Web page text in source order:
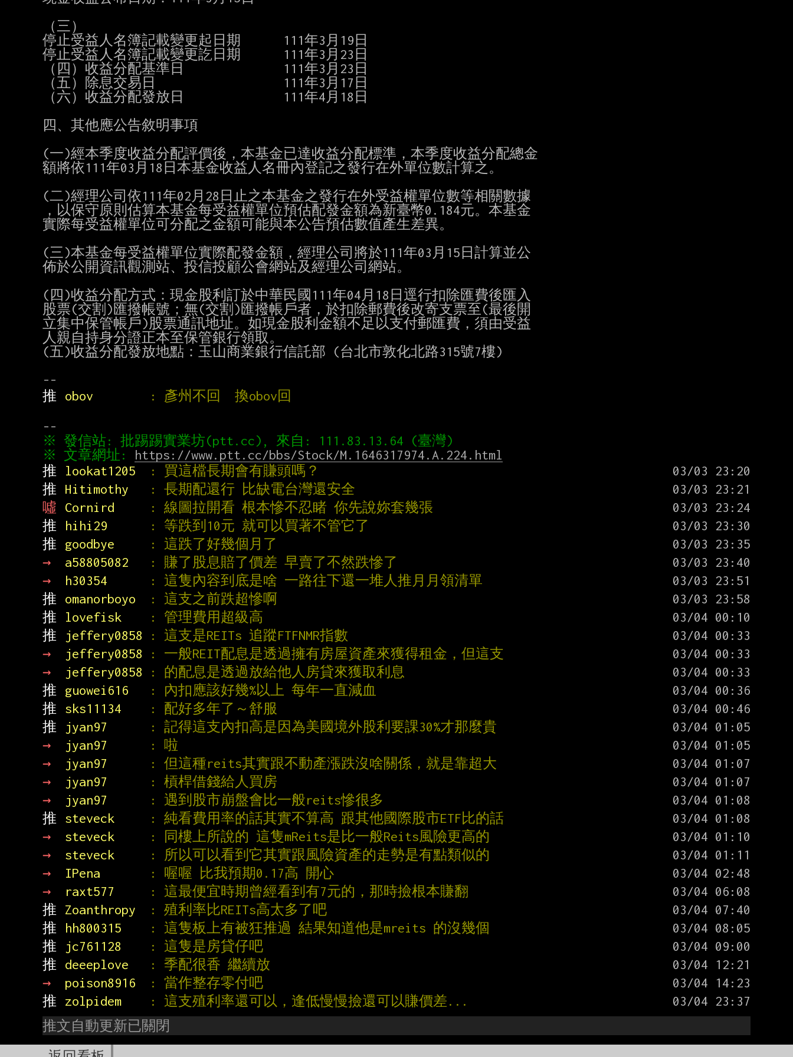
（三）
停止受益人名簿記載變更起日期      111年3月19日
停止受益人名簿記載變更訖日期      111年3月23日
（四）收益分配基準日              111年3月23日
（五）除息交易日                  111年3月17日
（六）收益分配發放日              111年4月18日
四、其他應公告敘明事項
(一)經本季度收益分配評價後，本基金已達收益分配標準，本季度收益分配總金
額將依111年03月18日本基金收益人名冊內登記之發行在外單位數計算之。
(二)經理公司依111年02月28日止之本基金之發行在外受益權單位數等相關數據
，以保守原則估算本基金每受益權單位預估配發金額為新臺幣0.184元。本基金
實際每受益權單位可分配之金額可能與本公告預估數值產生差異。
(三)本基金每受益權單位實際配發金額，經理公司將於111年03月15日計算並公
佈於公開資訊觀測站、投信投顧公會網站及經理公司網站。
(四)收益分配方式：現金股利訂於中華民國111年04月18日逕行扣除匯費後匯入
股票(交割)匯撥帳號；無(交割)匯撥帳戶者，於扣除郵費後改寄支票至(最後開
立集中保管帳戶)股票通訊地址。如現金股利金額不足以支付郵匯費，須由受益
人親自持身分證正本至保管銀行領取。
(五)收益分配發放地點：玉山商業銀行信託部 (台北市敦化北路315號7樓)
推
obov
: 彥州不回  換obov回
※ 文章網址: https://www.ptt.cc/bbs/Stock/M.1646317974.A.224.html
推
lookat1205 : 買這檔長期會有賺頭嗎？
推
Hitimothy : 長期配還行 比缺電台灣還安全
噓
Cornird : 線圖拉開看 根本慘不忍睹 你先說妳套幾張
推
hihi29 : 等跌到10元 就可以買著不管它了
推
goodbye : 這跌了好幾個月了
→
a58805082 : 賺了股息賠了價差 早賣了不然跌慘了
→
h30354 : 這隻內容到底是啥 一路往下還一堆人推月月領清單
推
omanorboyo : 這支之前跌超慘啊
推
lovefisk : 管理費用超級高
推
jeffery0858 : 這支是REITs 追蹤FTFNMR指數
→
jeffery0858 : 一般REIT配息是透過擁有房屋資產來獲得租金，但這支
→
jeffery0858 : 的配息是透過放給他人房貸來獲取利息
推
guowei616 : 內扣應該好幾%以上 每年一直減血
推
sks11134 : 配好多年了～舒服
推
jyan97 : 記得這支內扣高是因為美國境外股利要課30%才那麼貴
→
jyan97 : 啦
→
jyan97 : 但這種reits其實跟不動產漲跌沒啥關係，就是靠超大
→
jyan97 : 槓桿借錢給人買房
→
jyan97 : 遇到股市崩盤會比一般reits慘很多
推
steveck : 純看費用率的話其實不算高 跟其他國際股市ETF比的話
→
steveck : 同樓上所說的 這隻mReits是比一般Reits風險更高的
→
steveck : 所以可以看到它其實跟風險資產的走勢是有點類似的
→
IPena : 喔喔 比我預期0.17高 開心
→
raxt577 : 這最便宜時期曾經看到有7元的，那時撿根本賺翻
推
Zoanthropy : 殖利率比REITs高太多了吧
推
hh800315 : 這隻板上有被狂推過 結果知道他是mreits 的沒幾個
推
jc761128 : 這隻是房貸仔吧
推
deeeplove : 季配很香 繼續放
→
poison8916 : 當作整存零付吧
推
zolpidem : 這支殖利率還可以，逢低慢慢撿還可以賺價差...
推文自動更新已關閉